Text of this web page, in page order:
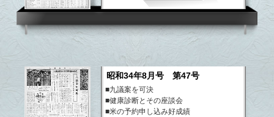
昭和34年8月号 第47号
■九議案を可決
■健康診断とその座談会
■米の予約申し込み好成績